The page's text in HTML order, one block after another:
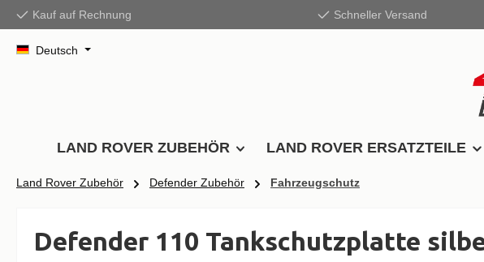
Zur Hauptnavigation springen
Kauf auf Rechnung Schneller Versand
Deutsch
LAND ROVER ZUBEHÖR LAND ROVER ERSATZTEILE
Land Rover Zubehör Defender Zubehör Fahrzeugschutz
Defender 110 Tankschutzplatte